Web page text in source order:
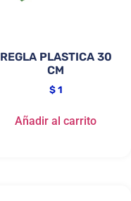
REGLA PLASTICA 30
CM
$1
Añadir al carrito